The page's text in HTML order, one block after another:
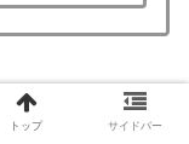
トップ サイドバー